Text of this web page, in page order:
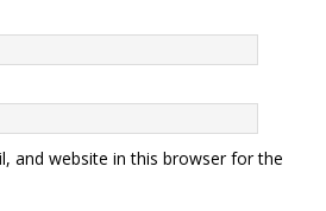
and website in this browser for the